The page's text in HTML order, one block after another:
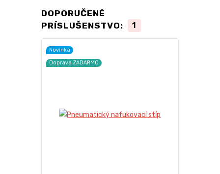
DOPORUČENÉ
PRÍSLUŠENSTVO:
1
Novinka
Doprava ZADARMO